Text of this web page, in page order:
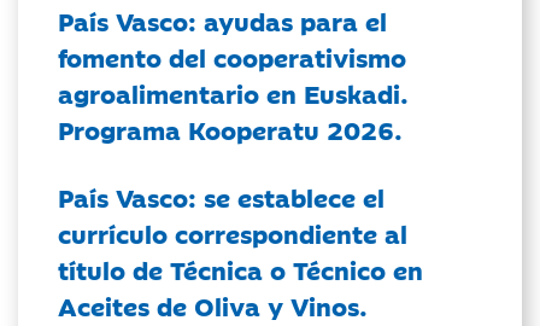
País Vasco: ayudas para el
fomento del cooperativismo
agroalimentario en Euskadi.
Programa Kooperatu 2026.
País Vasco: se establece el
currículo correspondiente al
título de Técnica o Técnico en
Aceites de Oliva y Vinos.